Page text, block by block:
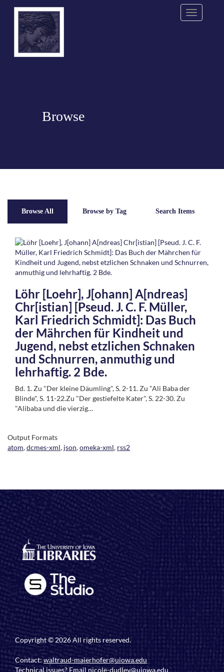
Menu
Browse
Browse All Browse by Tag Search Items
Löhr [Loehr], J[ohann] A[ndreas]
Chr[istian] [Pseud. J. C. F. Müller,
Karl Friedrich Schmidt]: Das Buch
der Mährchen für Kindheit und
Jugend, nebst etzlichen Schnaken
und Schnurren, anmuthig und
lehrhaftig. 2 Bde.
Bd. 1. Zu "Der kleine Däumling", S. 2-11. Zu "Ali Baba der
Blinde", S. 11-22.Zu "Der gestiefelte Kater", S. 22-30. Zu
"Alibaba und die vierzig…
Output Formats
atom,dcmes-xml, json,omeka-xml, rss2
Copyright © 2026 All rights reserved.
Contact:waltraud-maierhofer@uiowa.edu
Technical issues? Email nicole-dudley@uiowa.edu